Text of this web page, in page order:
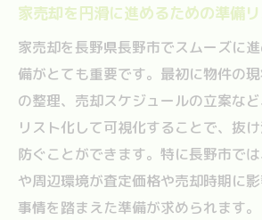
家売却を円滑に進めるための準備
家売却を長野県長野市でスムーズに
備がとても重要です。最初に物件の
の整理、売却スケジュールの立案な
リスト化して可視化することで、抜
防ぐことができます。特に長野市で
や周辺環境が査定価格や売却時期に
事情を踏まえた準備が求められます。